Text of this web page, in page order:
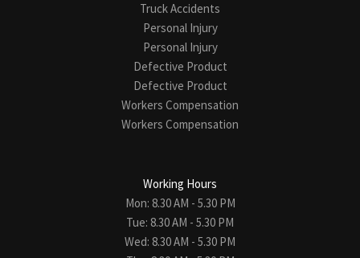
Truck Accidents
Personal Injury
Personal Injury
Defective Product
Defective Product
Workers Compensation
Workers Compensation
Working Hours
Mon: 8.30 AM - 5.30 PM
Tue: 8.30 AM - 5.30 PM
Wed: 8.30 AM - 5.30 PM